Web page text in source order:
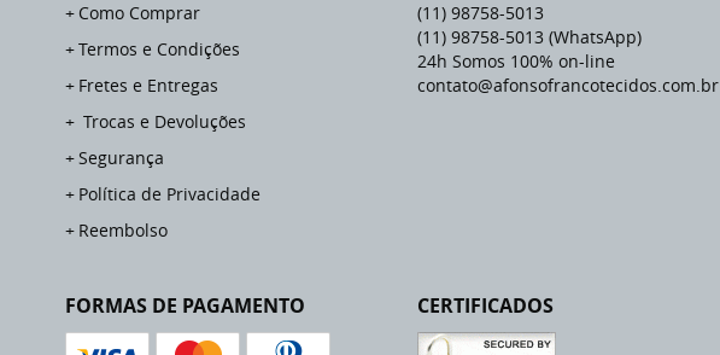
Como Comprar
Termos e Condições
Fretes e Entregas
Trocas e Devoluções
Segurança
Política de Privacidade
Reembolso
(11) 98758-5013
(11) 98758-5013 (WhatsApp)
24h Somos 100% on-line
contato@afonsofrancotecidos.com.br
FORMAS DE PAGAMENTO CERTIFICADOS